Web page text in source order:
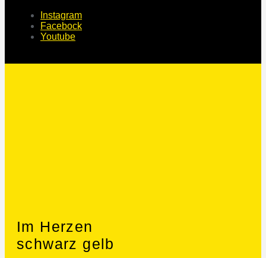
Instagram
Facebock
Youtube
Im Herzen
schwarz gelb